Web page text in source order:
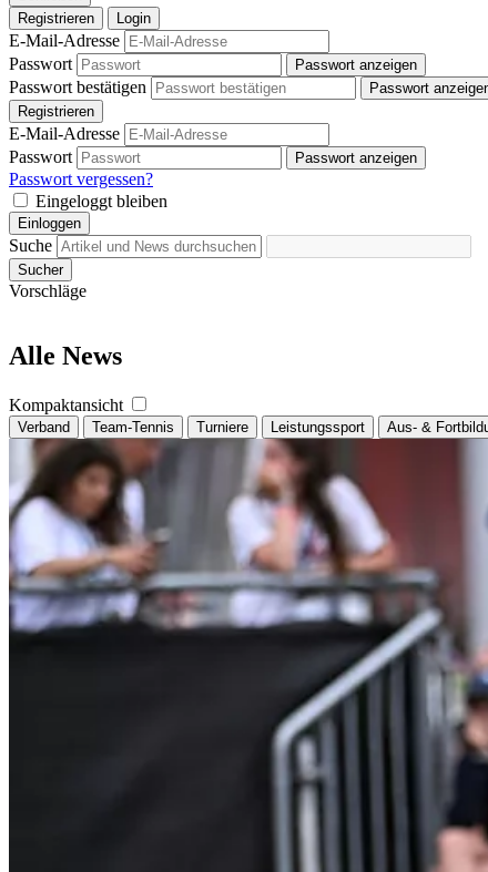
Registrieren
Login
E-Mail-Adresse
Passwort
Passwort anzeigen
Passwort bestätigen
Passwort
Registrieren
E-Mail-Adresse
Passwort
Passwort anzeigen
Passwort vergessen?
Eingeloggt bleiben
Einloggen
Suche
Sucher
Vorschläge
Alle News
Kompaktansicht
Verband Team-Tennis Turniere Leistungssport Aus- &